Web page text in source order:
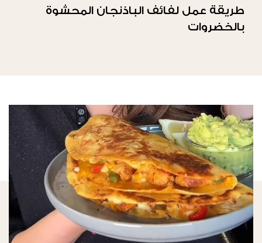
طريقة عمل لفائف الباذنجان المحشوة
بالخضروات